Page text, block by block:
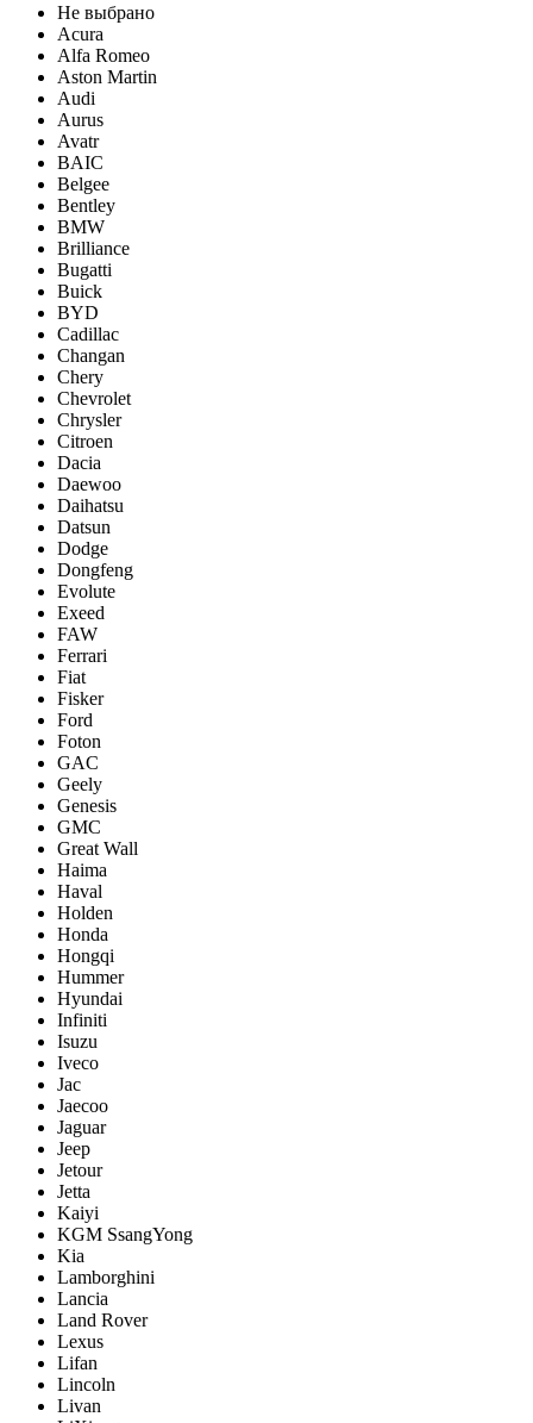
Не выбрано
Acura
Alfa Romeo
Aston Martin
Audi
Aurus
Avatr
BAIC
Belgee
Bentley
BMW
Brilliance
Bugatti
Buick
BYD
Cadillac
Changan
Chery
Chevrolet
Chrysler
Citroen
Dacia
Daewoo
Daihatsu
Datsun
Dodge
Dongfeng
Evolute
Exeed
FAW
Ferrari
Fiat
Fisker
Ford
Foton
GAC
Geely
Genesis
GMC
Great Wall
Haima
Haval
Holden
Honda
Hongqi
Hummer
Hyundai
Infiniti
Isuzu
Iveco
Jac
Jaecoo
Jaguar
Jeep
Jetour
Jetta
Kaiyi
KGM SsangYong
Kia
Lamborghini
Lancia
Land Rover
Lexus
Lifan
Lincoln
Livan